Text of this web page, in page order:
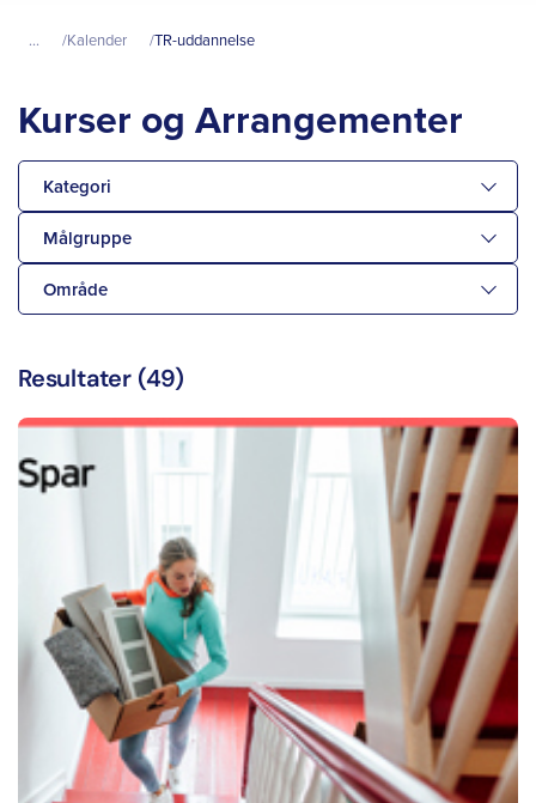
... Kalender TR-uddannelse
Kurser og Arrangementer
Kategori
Målgruppe
Område
Resultater (49)